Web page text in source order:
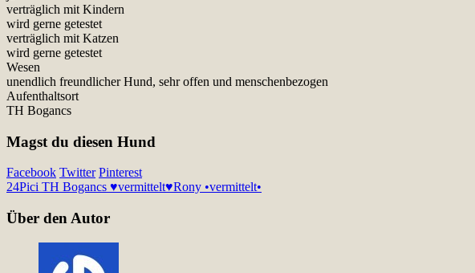
verträglich mit Kindern
wird gerne getestet
verträglich mit Katzen
wird gerne getestet
Wesen
unendlich freundlicher Hund, sehr offen und menschenbezogen
Aufenthaltsort
TH Bogancs
Magst du diesen Hund
Facebook Twitter Pinterest
24Pici TH Bogancs ♥vermittelt♥Rony •vermittelt•
Über den Autor